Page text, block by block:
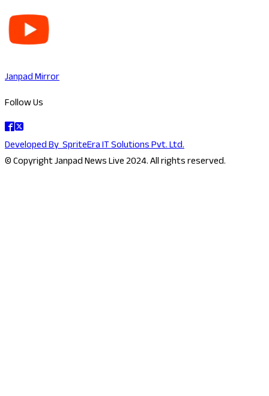
Janpad Mirror
Follow Us
Developed BySpriteEra IT Solutions Pvt. Ltd.
© Copyright Janpad News Live 2024. All rights reserved.